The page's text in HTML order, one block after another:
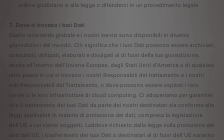
ordine giudiziario o alla legge o difenderci in un procedimento legale.
7. Dove si trovano i tuoi Dati
Siamo un'azienda globale e i nostri servizi sono disponibili in diverse
giurisdizioni del mondo. Ciò significa che i tuoi Dati possono essere archiviati,
consultati, utilizzati, elaborati e divulgati al di fuori della tua giurisdizione,
anche all'interno dell'Unione Europea, degli Stati Uniti d'America o di qualsiasi
altro paese in cui si trovano i nostri Responsabili del trattamento e i nostri
sub-Responsabili del Trattamento, o dove possono essere ospitati i loro
server o le loro infrastrutture di cloud computing. Ci adoperiamo per garantire
che il trattamento dei tuoi Dati da parte dei nostri destinatari sia conforme alle
leggi applicabili in materia di protezione dei dati, compresa la legislazione
dell'UE a cui siamo soggetti. Laddove richiesto dalla legge sulla protezione dei
dati dell'UE, i trasferimenti dei tuoi Dati a destinatari al di fuori dell'UE saranno